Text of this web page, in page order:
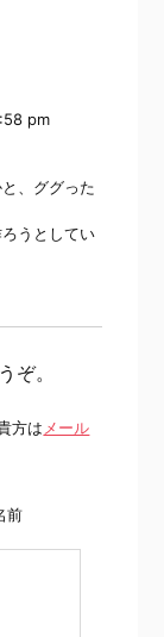
pm
、ググった
うとしてい
ぞ。
方は メール
前